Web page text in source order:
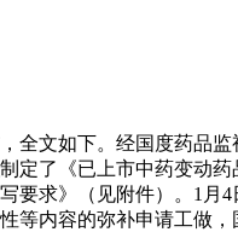
文如下。经国度药品监
定了《已上市中药变动
要求》（见附件）。1月
等内容的弥补申请工做